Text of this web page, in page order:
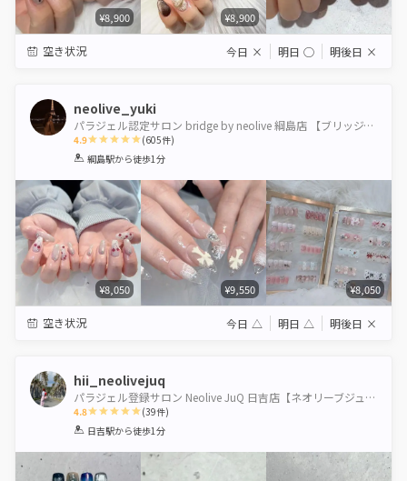
¥8,900 ¥8,900
空き状況 今日 × 明日 ◯ 明後日 ×
neolive_yuki
パラジェル認定サロン bridge by neolive 綱島店 【ブリッジバイネオリーブ】
4.9
1 2 3 4 5
(605件)
綱島駅から徒歩1分
¥8,050 ¥9,550 ¥8,050
空き状況 今日 △ 明日 △ 明後日 ×
hii_neolivejuq
パラジェル登録サロン Neolive JuQ 日吉店【ネオリーブジューク】
4.8
1 2 3 4 5
(39件)
日吉駅から徒歩1分